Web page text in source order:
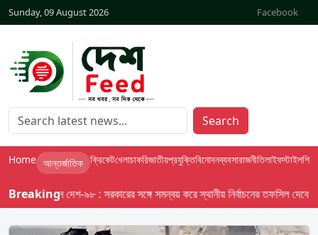
Sunday, 09 August 2026 Facebook
Search
Home আন্তর্জাতিক ক্রিকেটখেলাচাকরিজাতীয়প্রযুক্তিবিনোদনব্যবসারাজনীতিলাইফস্টাইলশিক্ষা
Breaking
বাসস দেশ-৯৮ : সরকারের সঙ্গে সমন্বয় করে স্থানীয় নির্বাচনের তফসিল দেবে